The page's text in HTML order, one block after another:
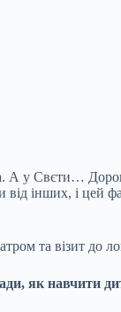
у Свєти…
інших, і
та візит до
як навчити